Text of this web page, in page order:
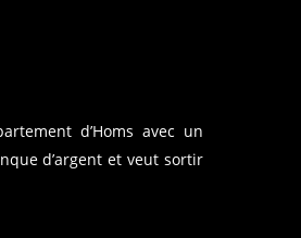
d’Homs avec un
d’argent et veut sortir